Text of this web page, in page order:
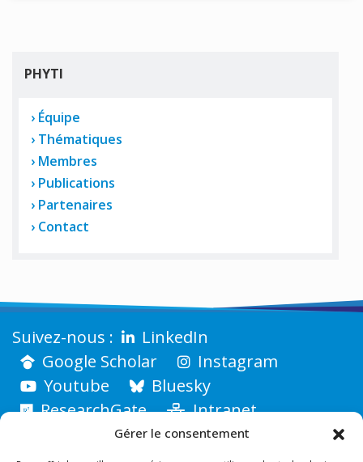
Gérer le consentement
PHYTI
Équipe
Thématiques
Membres
Publications
Partenaires
Contact
LinkedIn
Google Scholar
Instagram
Youtube
Bluesky
ResearchGate
Intranet